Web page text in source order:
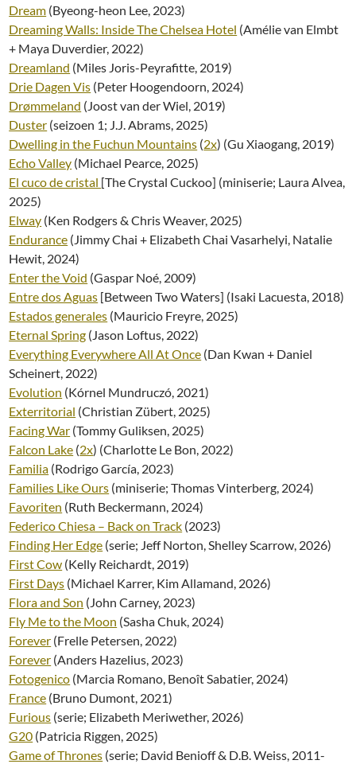
Dream (Byeong-heon Lee, 2023)
Dreaming Walls: Inside The Chelsea Hotel (Amélie van Elmbt
+ Maya Duverdier, 2022)
Dreamland (Miles Joris-Peyrafitte, 2019)
Drie Dagen Vis (Peter Hoogendoorn, 2024)
Drømmeland (Joost van der Wiel, 2019)
Duster (seizoen 1; J.J. Abrams, 2025)
Dwelling in the Fuchun Mountains (2x) (Gu Xiaogang, 2019)
Echo Valley (Michael Pearce, 2025)
El cuco de cristal [The Crystal Cuckoo] (miniserie; Laura Alvea,
2025)
Elway (Ken Rodgers & Chris Weaver, 2025)
Endurance (Jimmy Chai + Elizabeth Chai Vasarhelyi, Natalie
Hewit, 2024)
Enter the Void (Gaspar Noé, 2009)
Entre dos Aguas [Between Two Waters] (Isaki Lacuesta, 2018)
Estados generales (Mauricio Freyre, 2025)
Eternal Spring (Jason Loftus, 2022)
Everything Everywhere All At Once (Dan Kwan + Daniel
Scheinert, 2022)
Evolution (Kórnel Mundruczó, 2021)
Exterritorial (Christian Zübert, 2025)
Facing War (Tommy Guliksen, 2025)
Falcon Lake (2x) (Charlotte Le Bon, 2022)
Familia (Rodrigo García, 2023)
Families Like Ours (miniserie; Thomas Vinterberg, 2024)
Favoriten (Ruth Beckermann, 2024)
Federico Chiesa – Back on Track (2023)
Finding Her Edge (serie; Jeff Norton, Shelley Scarrow, 2026)
First Cow (Kelly Reichardt, 2019)
First Days (Michael Karrer, Kim Allamand, 2026)
Flora and Son (John Carney, 2023)
Fly Me to the Moon (Sasha Chuk, 2024)
Forever (Frelle Petersen, 2022)
Forever (Anders Hazelius, 2023)
Fotogenico (Marcia Romano, Benoît Sabatier, 2024)
France (Bruno Dumont, 2021)
Furious (serie; Elizabeth Meriwether, 2026)
G20 (Patricia Riggen, 2025)
Game of Thrones (serie; David Benioff & D.B. Weiss, 2011-